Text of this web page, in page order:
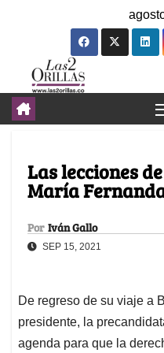
Las lecciones
María
Por Iván Gallo
SEP 15, 2021
De regreso de su viaje a
presidente, la
agenda para que la